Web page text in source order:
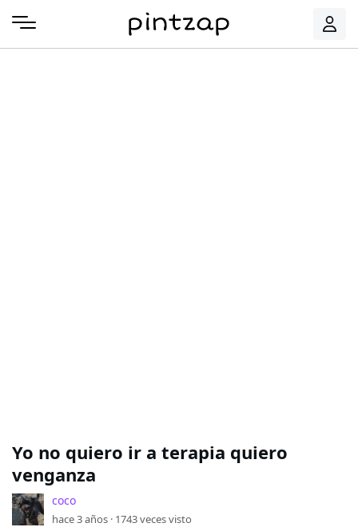
Yo no quiero ir a terapia quiero
venganza
coco
hace 3 años · 1743veces visto